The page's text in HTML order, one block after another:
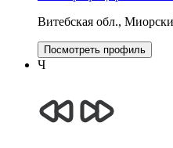
Витебская обл.,
Посмотреть профиль
Ч